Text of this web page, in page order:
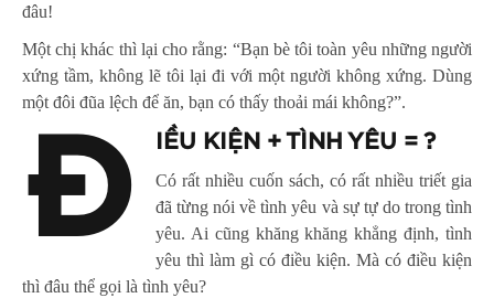
đâu!
Một chị khác thì lại cho rằng: “Bạn bè tôi toàn yêu những người
xứng tầm, không lẽ tôi lại đi với một người không xứng. Dùng
một đôi đũa lệch để ăn, bạn có thấy thoải mái không?”.
Đ IỀU KIỆN + TÌNH YÊU = ?
Có rất nhiều cuốn sách, có rất nhiều triết gia
đã từng nói về tình yêu và sự tự do trong tình
yêu. Ai cũng khăng khăng khẳng định, tình
yêu thì làm gì có điều kiện. Mà có điều kiện
thì đâu thể gọi là tình yêu?